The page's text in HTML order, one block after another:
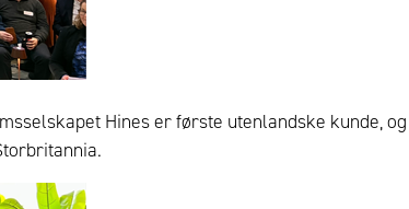
Hines er første utenlandske kunde,